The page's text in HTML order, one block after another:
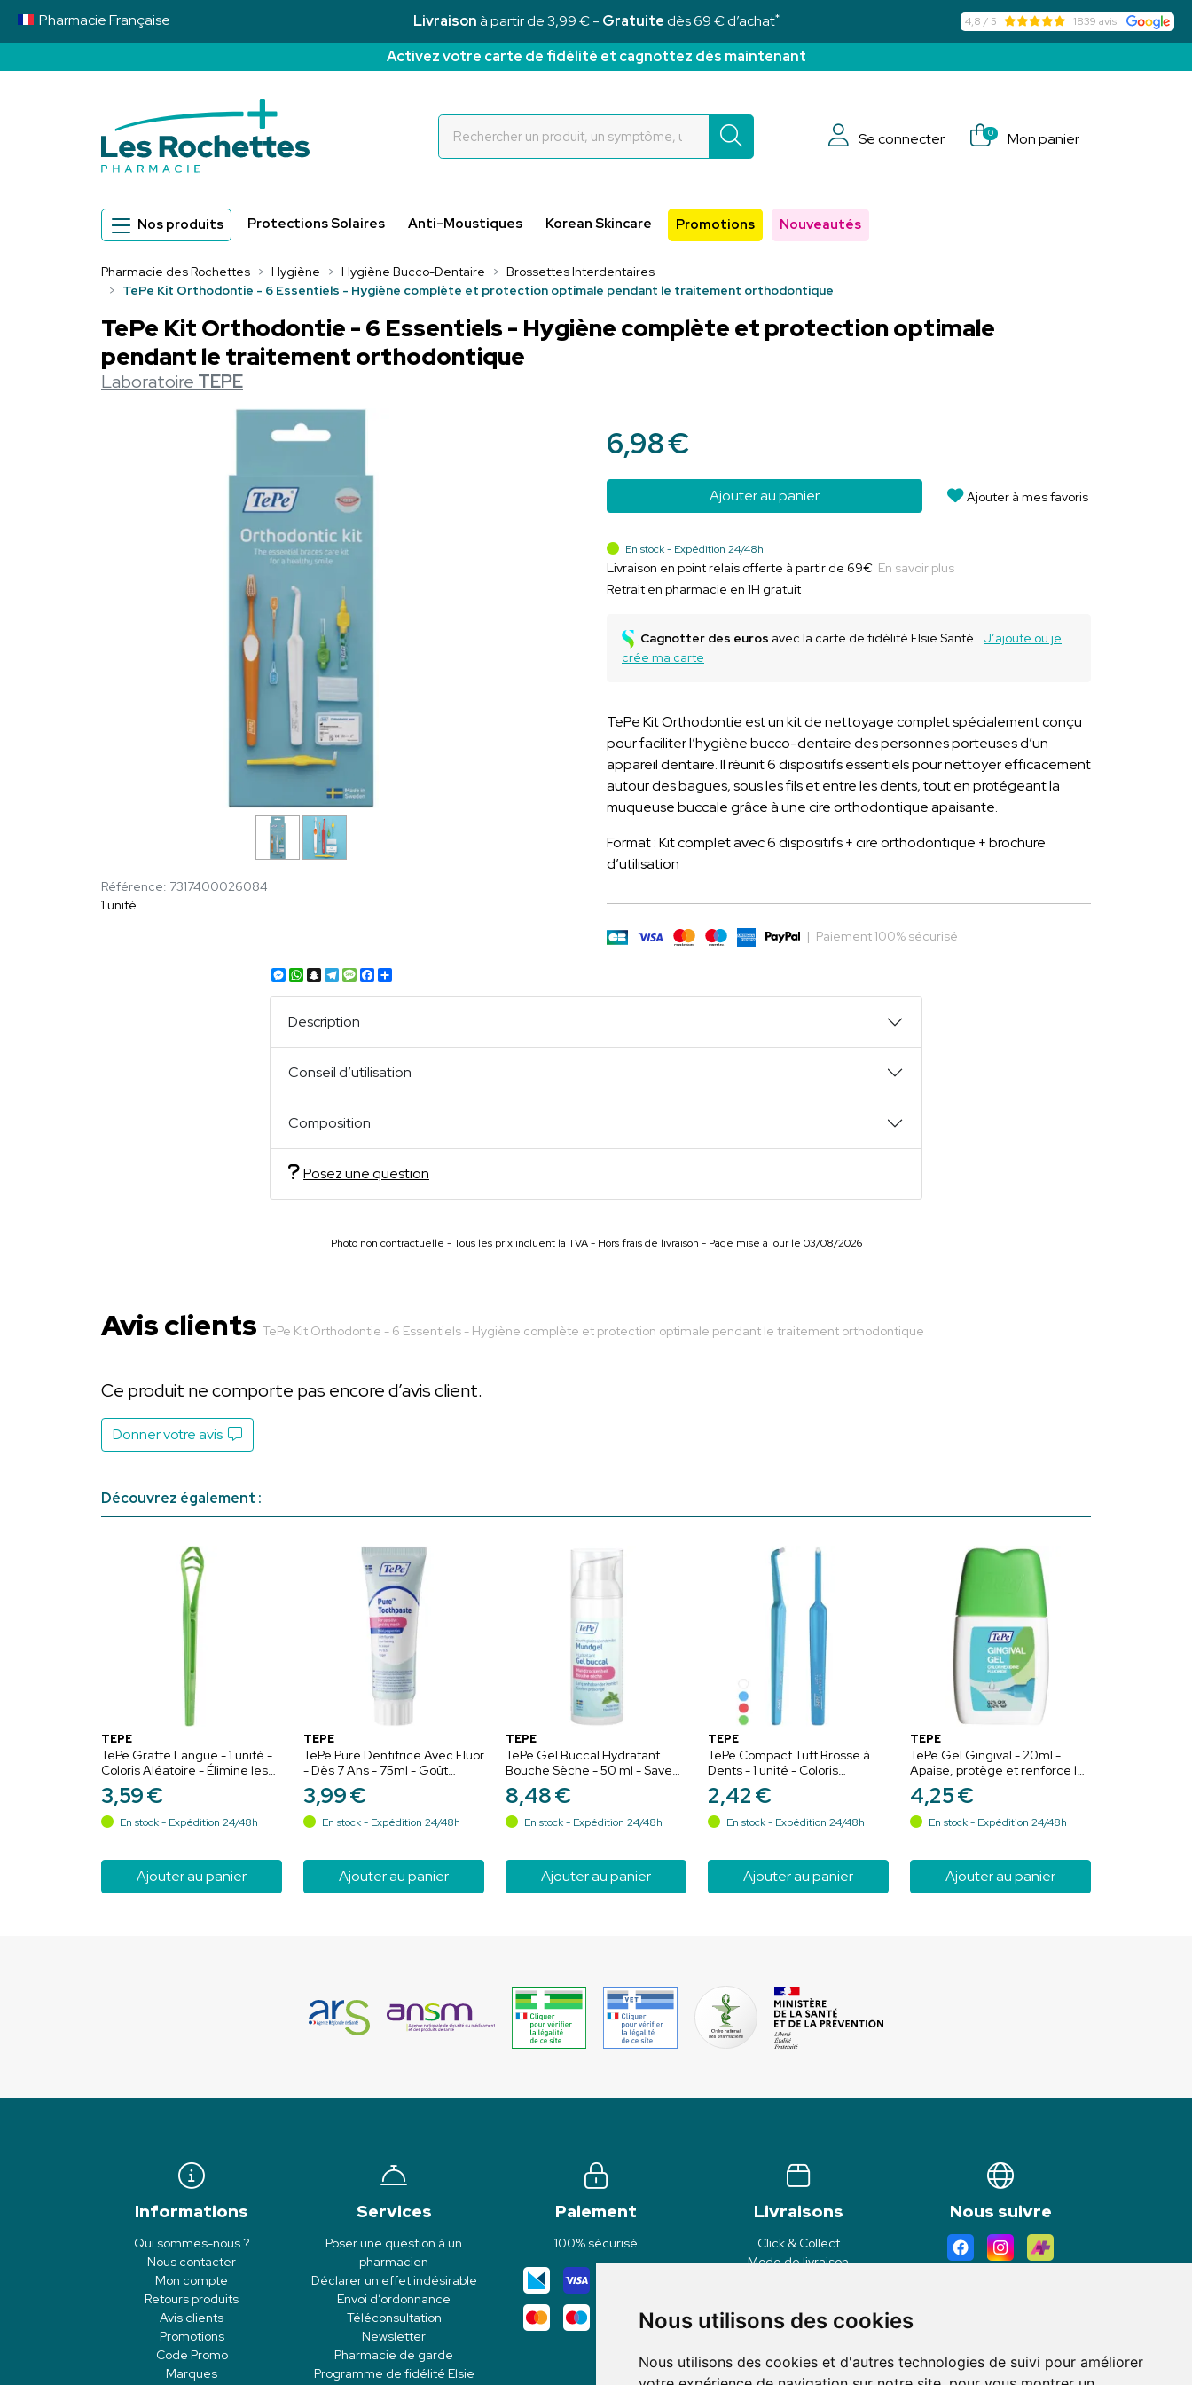
Nous utilisons des cookies
Nous utilisons des cookies et d'autres technologies de suivi pour améliorer
Livraisonà partir de 3,99 € - Gratuitedès 69 € d’achat*
PharmacieFrançaise 4,8 / 5 1839 avis
Activez votre carte de fidélité et cagnottez dès maintenant
Se connecter
0 Mon panier
Nos produits Protections Solaires Anti-Moustiques Korean Skincare Promotions Nouveautés
Pharmacie des Rochettes Hygiène Hygiène Bucco-Dentaire
Brossettes Interdentaires
TePe Kit Orthodontie - 6 Essentiels - Hygiène complète et protection optimale pendant le traitement orthodontique
TePe Kit Orthodontie - 6 Essentiels - Hygiène complète et protection optimale
pendant le traitement orthodontique
Laboratoire TEPE
Référence: 7317400026084
1 unité
6,98€
Ajouter au panier Ajouter à mes favoris
En stock - Expédition 24/48h
Livraison en point relais offerte à partir de 69€ En savoir plus
Retrait en pharmacie en 1H gratuit
Cagnotter des euros avec la carte de fidélité Elsie Santé
J’ajoute ou je
crée ma carte
TePe Kit Orthodontie est un kit de nettoyage complet spécialement conçu
pour faciliter l’hygiène bucco-dentaire des personnes porteuses d’un
appareil dentaire. Il réunit 6 dispositifs essentiels pour nettoyer efficacement
autour des bagues, sous les fils et entre les dents, tout en protégeant la
muqueuse buccale grâce à une cire orthodontique apaisante.
Format : Kit complet avec 6 dispositifs + cire orthodontique + brochure
d’utilisation
| Paiement 100% sécurisé
Messenger
WhatsApp
Snapchat
Telegram
Message
Facebook
Description
Conseil d’utilisation
Composition
Posez une question
Photo non contractuelle - Tous les prix incluent la TVA - Hors frais de livraison - Page mise à jour le 03/08/2026
Avis clients TePe Kit Orthodontie - 6 Essentiels - Hygiène complète et protection optimale pendant le traitement orthodontique
Ce produit ne comporte pas encore d’avis client.
Donner votre avis
Découvrez également :
TEPE
TePe Gratte Langue - 1 unité -
Coloris Aléatoire - Élimine les
bactéries et prévient la
mauvaise haleine
3,59€
En stock - Expédition 24/48h
Ajouter au panier
TEPE
TePe Pure Dentifrice Avec Fluor
- Dès 7 Ans - 75ml - Goût
Menthe Douce - Pour gencives
sensibles et bouche sèche
3,99€
En stock - Expédition 24/48h
Ajouter au panier
TEPE
TePe Gel Buccal Hydratant
Bouche Sèche - 50 ml - Saveur
Menthe Douce - Soulagement
immédiat et hydrate
8,48€
En stock - Expédition 24/48h
Ajouter au panier
TEPE
TePe Compact Tuft Brosse à
Dents - 1 unité - Coloris
Aléatoire - Nettoyage de
précision des zones difficiles
2,42€
En stock - Expédition 24/48h
Ajouter au panier
TEPE
TePe Gel Gingival - 20ml -
Apaise, protège et renforce les
dents et les gencives
4,25€
En stock - Expédition 24/48h
Ajouter au panier
Informations
Qui sommes-nous ?
Nous contacter
Mon compte
Retours produits
Avis clients
Promotions
Code Promo
Marques
Services
Poser une question à un
pharmacien
Déclarer un effet indésirable
Envoi d’ordonnance
Téléconsultation
Newsletter
Pharmacie de garde
Programme de fidélité Elsie
Paiement
100% sécurisé
Livraisons
Click & Collect
Mode de livraison
Nous suivre